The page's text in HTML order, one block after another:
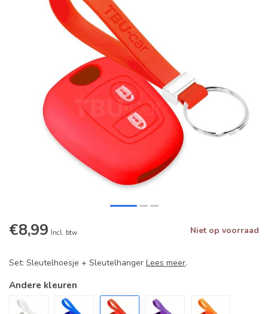
€8,99 Incl. btw Niet op voorraad
Set: Sleutelhoesje + Sleutelhanger Lees meer.
Andere kleuren